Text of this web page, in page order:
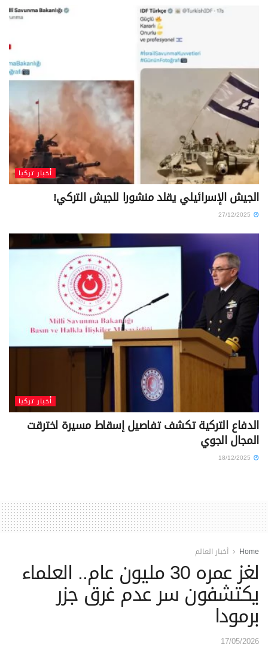
أخبار تركيا
الجيش الإسرائيلي يقلد منشورا للجيش التركي!
أخبار تركيا
الدفاع التركية تكشف تفاصيل إسقاط مسيرة اخترقت
المجال الجوي
Home أخبار العالم
لغز عمره 30 مليون عام.. العلماء
يكتشفون سر عدم غرق جزر
برمودا
17/05/2026